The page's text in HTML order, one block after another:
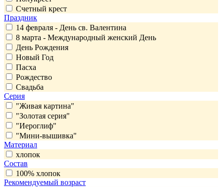
Счетный крест
Праздник
14 февраля - День св. Валентина
8 марта - Международный женский День
День Рождения
Новый Год
Пасха
Рождество
Свадьба
Серия
"Живая картина"
"Золотая серия"
"Иероглиф"
"Мини-вышивка"
Материал
хлопок
Состав
100% хлопок
Рекомендуемый возраст